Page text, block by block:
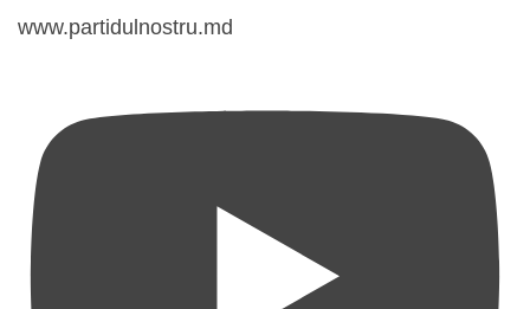
www.partidulnostru.md